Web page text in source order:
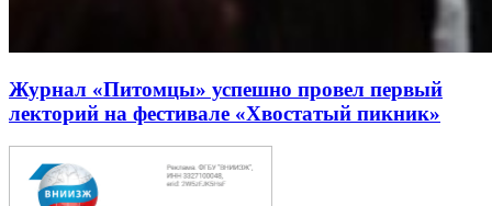
Журнал «Питомцы» успешно провел первый
лекторий на фестивале «Хвостатый пикник»